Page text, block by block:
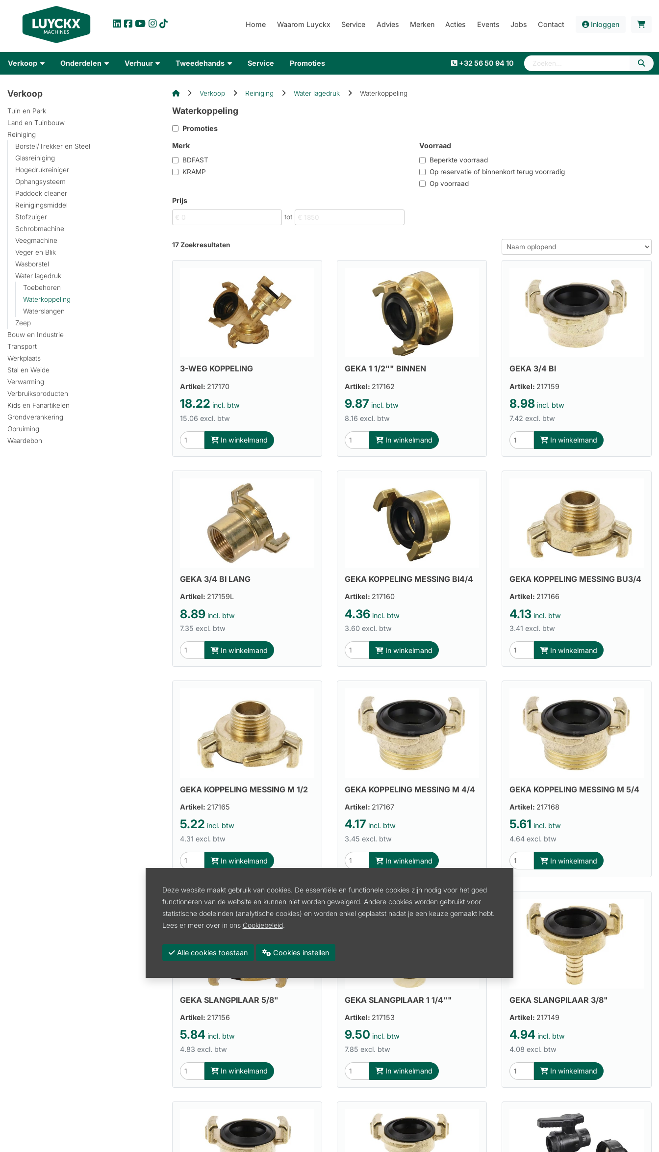
Home Waarom Luyckx Service Advies Merken Acties Events Jobs Contact Inloggen
Verkoop Onderdelen Verhuur Tweedehands Service Promoties +32 56 50 94 10
Verkoop
Tuin en Park
Land en Tuinbouw
Reiniging
Borstel/Trekker en Steel
Glasreiniging
Hogedrukreiniger
Ophangsysteem
Paddock cleaner
Reinigingsmiddel
Stofzuiger
Schrobmachine
Veegmachine
Veger en Blik
Wasborstel
Water lagedruk
Toebehoren
Waterkoppeling
Waterslangen
Zeep
Bouw en Industrie
Transport
Werkplaats
Stal en Weide
Verwarming
Verbruiksproducten
Kids en Fanartikelen
Grondverankering
Opruiming
Waardebon
Verkoop Reiniging Water lagedruk Waterkoppeling
Waterkoppeling
Promoties
Merk
BDFAST
KRAMP
Voorraad
Beperkte voorraad
Op reservatie of binnenkort terug voorradig
Op voorraad
Prijs
tot
17 Zoekresultaten
3-WEG KOPPELING
Artikel: 217170
18.22 incl. btw
15.06 excl. btw
In winkelmand
GEKA 1 1/2"" BINNEN
Artikel: 217162
9.87 incl. btw
8.16 excl. btw
In winkelmand
GEKA 3/4 BI
Artikel: 217159
8.98 incl. btw
7.42 excl. btw
In winkelmand
GEKA 3/4 BI LANG
Artikel: 217159L
8.89 incl. btw
7.35 excl. btw
In winkelmand
GEKA KOPPELING MESSING BI4/4
Artikel: 217160
4.36 incl. btw
3.60 excl. btw
In winkelmand
GEKA KOPPELING MESSING BU3/4
Artikel: 217166
4.13 incl. btw
3.41 excl. btw
In winkelmand
GEKA KOPPELING MESSING M 1/2
Artikel: 217165
5.22 incl. btw
4.31 excl. btw
In winkelmand
GEKA KOPPELING MESSING M 4/4
Artikel: 217167
4.17 incl. btw
3.45 excl. btw
In winkelmand
GEKA KOPPELING MESSING M 5/4
Artikel: 217168
5.61 incl. btw
4.64 excl. btw
In winkelmand
GEKA SLANGPILAAR 5/8"
Artikel: 217156
5.84 incl. btw
4.83 excl. btw
In winkelmand
GEKA SLANGPILAAR 1 1/4""
Artikel: 217153
9.50 incl. btw
7.85 excl. btw
In winkelmand
GEKA SLANGPILAAR 3/8"
Artikel: 217149
4.94 incl. btw
4.08 excl. btw
In winkelmand
Deze website maakt gebruik van cookies. De essentiële en functionele cookies zijn nodig voor het goed
functioneren van de website en kunnen niet worden geweigerd. Andere cookies worden gebruikt voor
statistische doeleinden (analytische cookies) en worden enkel geplaatst nadat je een keuze gemaakt hebt.
Lees er meer over in ons Cookiebeleid.
Alle cookies toestaan Cookies instellen